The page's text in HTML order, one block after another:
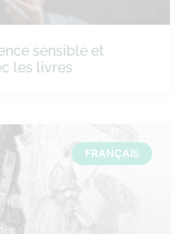
sensible et
les livres
FRANÇAIS